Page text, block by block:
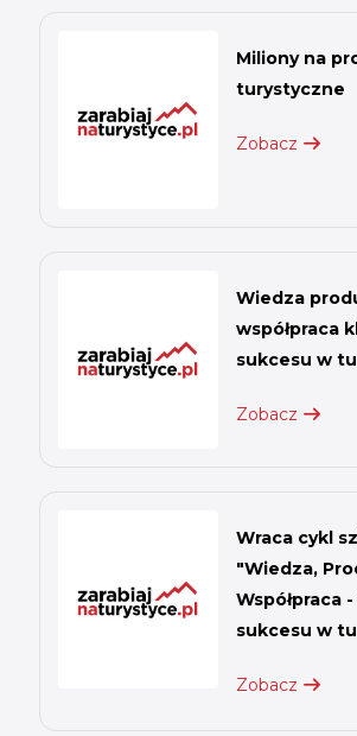
Miliony na
turystyczne
Zobacz
Wiedza
współpraca
sukcesu w
Zobacz
Wraca cykl
"Wiedza,
Współpraca
sukcesu w
Zobacz